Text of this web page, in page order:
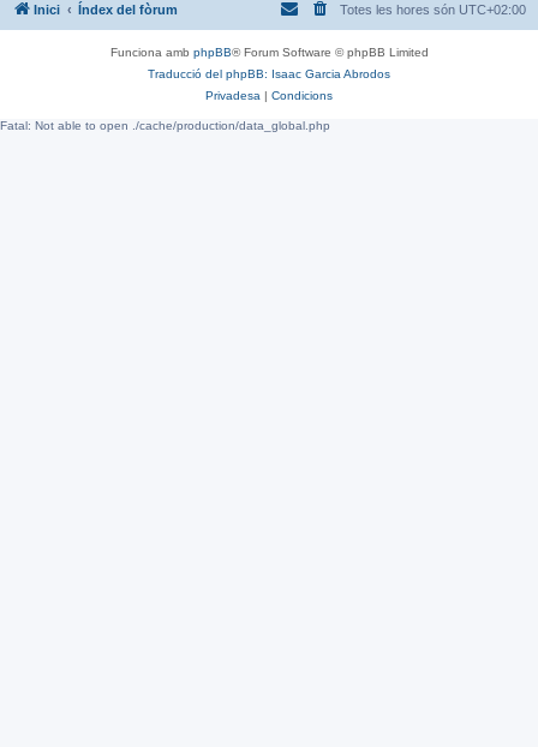
Inici Índex del fòrum Totes les hores són UTC+02:00
Funciona amb phpBB® Forum Software © phpBB Limited
Traducció del phpBB: Isaac Garcia Abrodos
Privadesa | Condicions
Fatal: Not able to open ./cache/production/data_global.php